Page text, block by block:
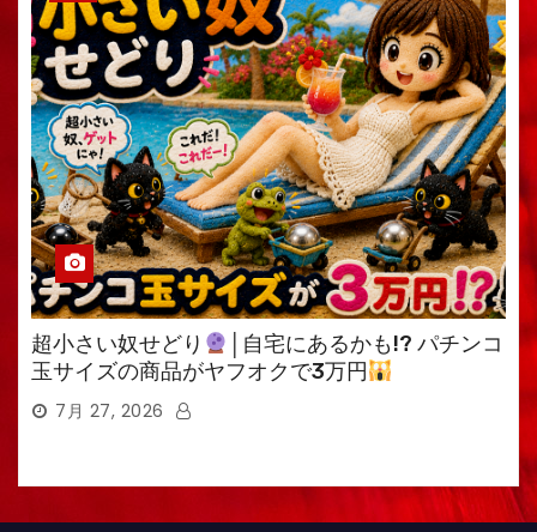
超小さい奴せどり
│自宅にあるかも!? パチンコ
玉サイズの商品がヤフオクで3万円
7月 27, 2026